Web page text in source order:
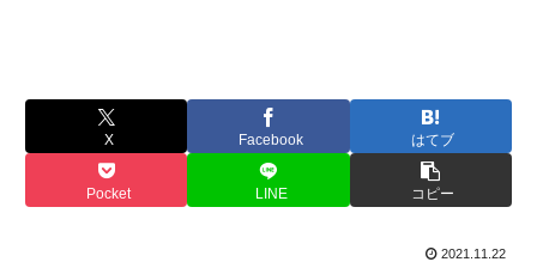
X Facebook はてブ
Pocket LINE コピー
2021.11.22